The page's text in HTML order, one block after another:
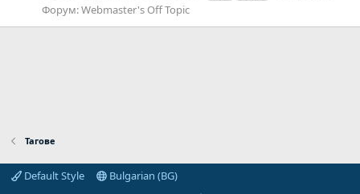
Форум:Webmaster's Off Topic
Тагове
Default Style
Bulgarian (BG)